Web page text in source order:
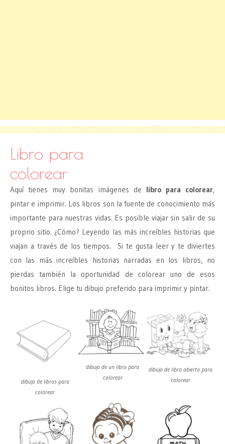
Libro para
colorear
Aquí tienes muy bonitas imágenes de libro para colorear,
pintar e imprimir. Los libros son la fuente de conocimiento más
importante para nuestras vidas. Es posible viajar sin salir de su
proprio sitio. ¿Cómo? Leyendo las más increíbles historias que
viajan a través de los tiempos. Si te gusta leer y te diviertes
con las más increíbles historias narradas en los libros, no
pierdas también la oportunidad de colorear uno de esos
bonitos libros. Elige tu dibujo preferido para imprimir y pintar.
dibujo de libros para
colorear
dibujo de un libro para
colorear
dibujo de libro abierto para
colorear